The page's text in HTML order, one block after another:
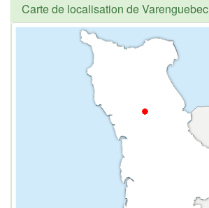
Carte de localisation de Varenguebec